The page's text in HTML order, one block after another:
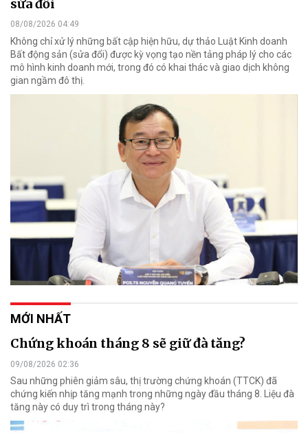
sửa đổi
08/08/2026 04:49
Không chỉ xử lý những bất cập hiện hữu, dự thảo Luật Kinh doanh
Bất động sản (sửa đổi) được kỳ vọng tạo nền tảng pháp lý cho các
mô hình kinh doanh mới, trong đó có khai thác và giao dịch không
gian ngầm đô thị.
MỚI NHẤT
Chứng khoán tháng 8 sẽ giữ đà tăng?
09/08/2026 02:36
Sau những phiên giảm sâu, thị trường chứng khoán (TTCK) đã
chứng kiến nhịp tăng mạnh trong những ngày đầu tháng 8. Liệu đà
tăng này có duy trì trong tháng này?